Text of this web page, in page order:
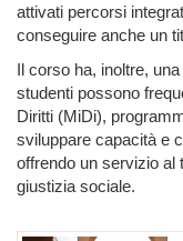
attivati percorsi
conseguire anche un
Il corso ha, inoltre,
studenti possono
Diritti (MiDi),
sviluppare capacità e
offrendo un servizio al
giustizia sociale.